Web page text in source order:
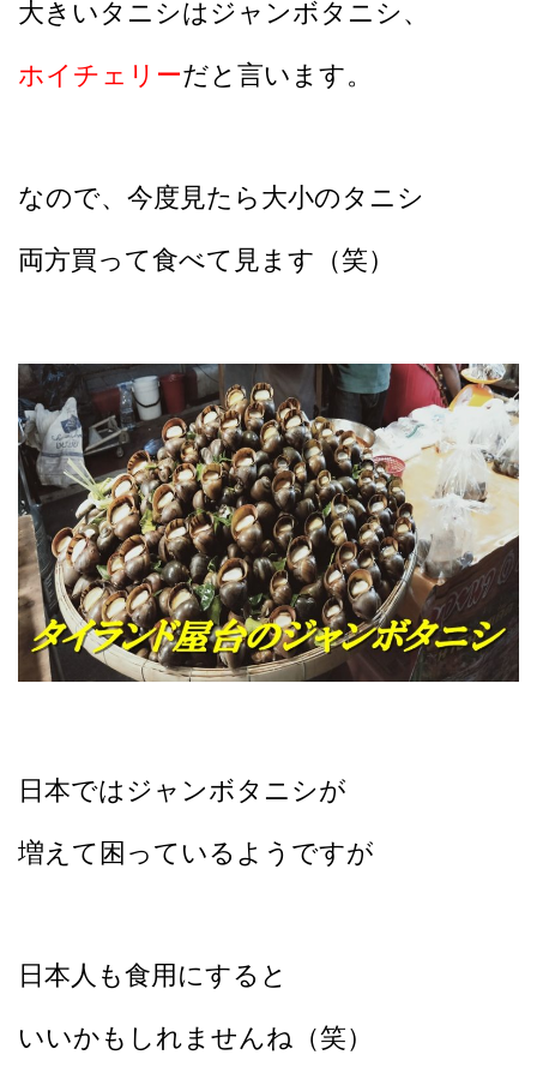
大きいタニシはジャンボタニシ、
ホイチェリーだと言います。
なので、今度見たら大小のタニシ
両方買って食べて見ます（笑）
日本ではジャンボタニシが
増えて困っているようですが
日本人も食用にすると
いいかもしれませんね（笑）